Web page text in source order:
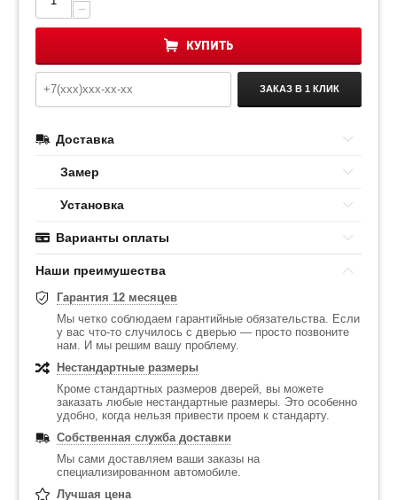
−
КУПИТЬ
ЗАКАЗ В 1 КЛИК
Доставка
Замер
Установка
Варианты оплаты
Наши преимушества
Гарантия 12 месяцев
Мы четко соблюдаем гарантийные обязательства. Если
у вас что-то случилось с дверью — просто позвоните
нам. И мы решим вашу проблему.
Нестандартные размеры
Кроме стандартных размеров дверей, вы можете
заказать любые нестандартные размеры. Это особенно
удобно, когда нельзя привести проем к стандарту.
Собственная служба доставки
Мы сами доставляем ваши заказы на
специализированном автомобиле.
Лучшая цена